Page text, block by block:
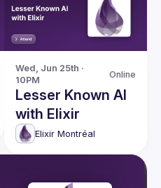
Wed, Jun 25th ·
10PM
Online
Lesser Known AI
with Elixir
Elixir Montréal